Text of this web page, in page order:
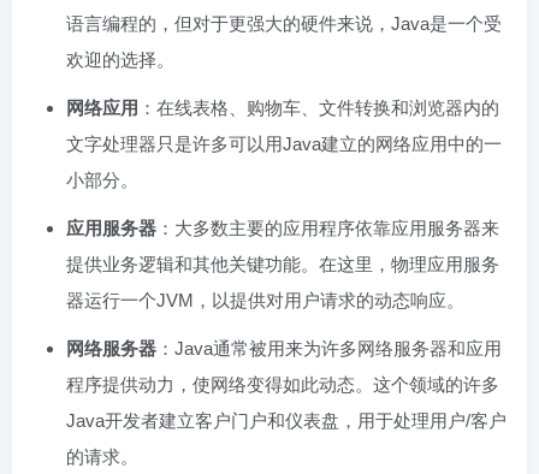
语言编程的，但对于更强大的硬件来说，Java是一个受
欢迎的选择。
网络应用 ：在线表格、购物车、文件转换和浏览器内的
文字处理器只是许多可以用Java建立的网络应用中的一
小部分。
应用服务器 ：大多数主要的应用程序依靠应用服务器来
提供业务逻辑和其他关键功能。在这里，物理应用服务
器运行一个JVM，以提供对用户请求的动态响应。
网络服务器 ：Java通常被用来为许多网络服务器和应用
程序提供动力，使网络变得如此动态。这个领域的许多
Java开发者建立客户门户和仪表盘，用于处理用户/客户
的请求。